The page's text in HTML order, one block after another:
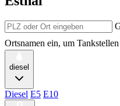
Ortsnamen ein, um
diesel
Diesel E5 E10